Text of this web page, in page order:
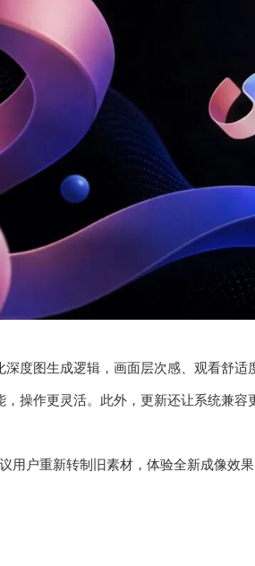
深度图生成逻辑，画面层次感、观看舒
操作更灵活。此外，更新还让系统兼容
用户重新转制旧素材，体验全新成像效果